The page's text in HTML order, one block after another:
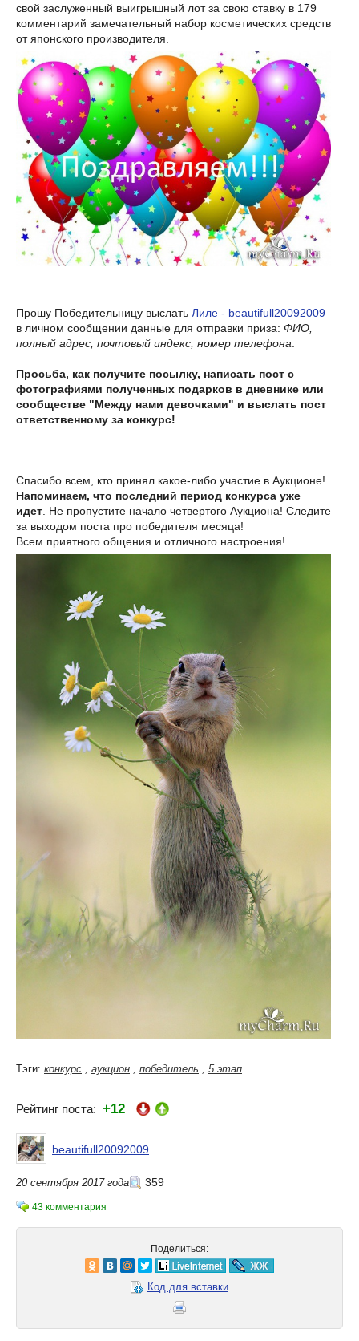
свой заслуженный выигрышный лот за свою ставку в 179
комментарий замечательный набор косметических средств
от японского производителя.
Прошу Победительницу выслать Лиле - beautifull20092009
в личном сообщении данные для отправки приза: ФИО,
полный адрес, почтовый индекс, номер телефона.
Просьба, как получите посылку, написать пост с
фотографиями полученных подарков в дневнике или
сообществе "Между нами девочками" и выслать пост
ответственному за конкурс!
Спасибо всем, кто принял какое-либо участие в Аукционе!
Напоминаем, что последний период конкурса уже
идет. Не пропустите начало четвертого Аукциона! Следите
за выходом поста про победителя месяца!
Всем приятного общения и отличного настроения!
Тэги: конкурс аукцион победитель 5 этап
Рейтинг поста: +12
beautifull20092009
20 сентября 2017 года 359
43 комментария
Поделиться:
Код для вставки